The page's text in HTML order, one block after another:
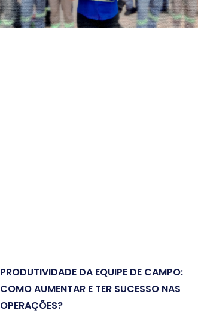
PRODUTIVIDADE DA EQUIPE DE CAMPO:
COMO AUMENTAR E TER SUCESSO NAS
OPERAÇÕES?